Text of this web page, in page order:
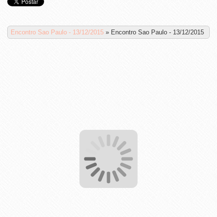
Encontro Sao Paulo - 13/12/2015 » Encontro Sao Paulo - 13/12/2015